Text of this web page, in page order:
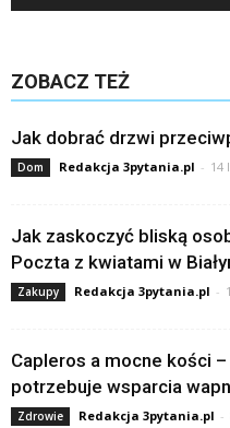
ZOBACZ TEŻ
Jak dobrać drzwi
Dom Redakcja 3pytania.pl - 14
Jak zaskoczyć bliską
Poczta z kwiatami w
Zakupy Redakcja 3pytania.pl -
Capleros a mocne kości
potrzebuje wsparcia
Zdrowie Redakcja 3pytania.pl -